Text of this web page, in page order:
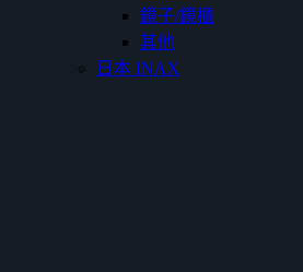
鏡子/鏡櫃
其他
日本 INAX